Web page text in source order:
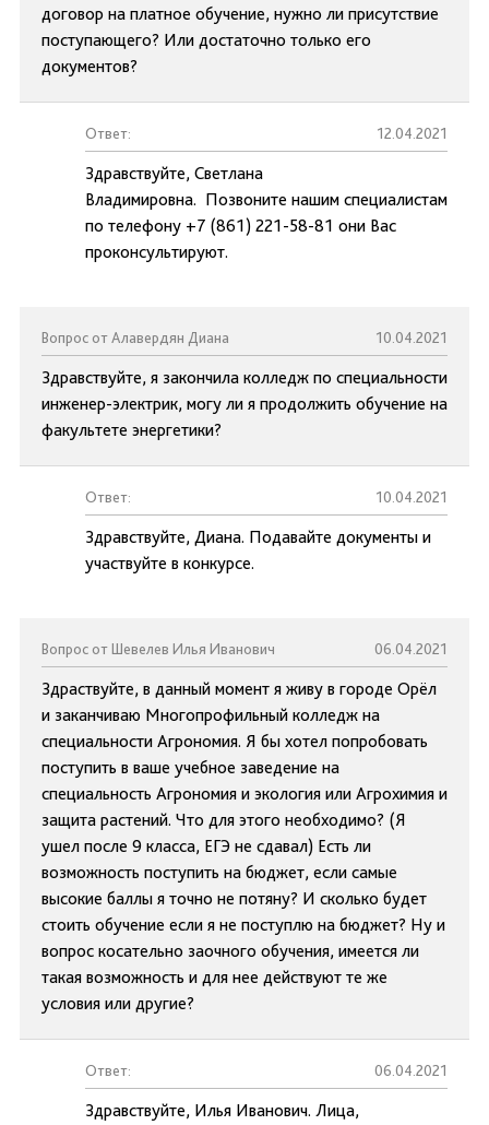
договор на платное обучение, нужно ли присутствие
поступающего? Или достаточно только его
документов?
Ответ: 12.04.2021
Здравствуйте, Светлана
Владимировна. Позвоните нашим специалистам
по телефону +7 (861) 221-58-81 они Вас
проконсультируют.
Вопрос от Алавердян Диана 10.04.2021
Здравствуйте, я закончила колледж по специальности
инженер-электрик, могу ли я продолжить обучение на
факультете энергетики?
Ответ: 10.04.2021
Здравствуйте, Диана. Подавайте документы и
участвуйте в конкурсе.
Вопрос от Шевелев Илья Иванович 06.04.2021
Здраствуйте, в данный момент я живу в городе Орёл
и заканчиваю Многопрофильный колледж на
специальности Агрономия. Я бы хотел попробовать
поступить в ваше учебное заведение на
специальность Агрономия и экология или Агрохимия и
защита растений. Что для этого необходимо? (Я
ушел после 9 класса, ЕГЭ не сдавал) Есть ли
возможность поступить на бюджет, если самые
высокие баллы я точно не потяну? И сколько будет
стоить обучение если я не поступлю на бюджет? Ну и
вопрос косательно заочного обучения, имеется ли
такая возможность и для нее действуют те же
условия или другие?
Ответ: 06.04.2021
Здравствуйте, Илья Иванович. Лица,